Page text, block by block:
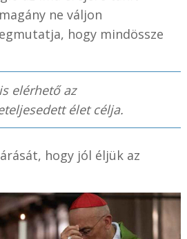
ne váljon
hogy mindössze
elérhető az
élet célja.
hogy jól éljük az